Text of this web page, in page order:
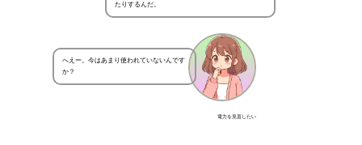
たりするんだ。
電力を見直したい
へえー。今はあまり使われていないんです
か？